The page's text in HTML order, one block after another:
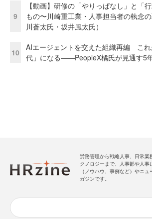
9
【動画】研修の「やりっぱなし」と「
もの〜川崎重工業・人事担当者の執念
川蒼太氏・坂井風太氏）
10
AIエージェントを交えた組織再編 こ
代」になる——PeopleX橘氏が見通す5
労務管理から戦略人事、日常業
クノロジーまで、人事部や人
（ノウハウ、事例など）やニ
ガジンです。